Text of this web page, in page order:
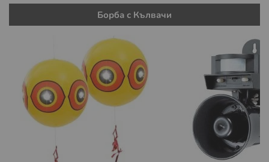
Борба с Кълвачи